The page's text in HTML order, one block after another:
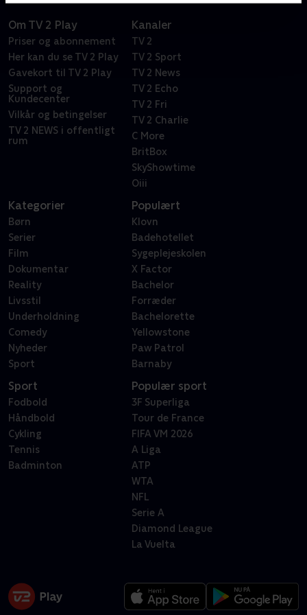
Om TV 2 Play
Priser og abonnement
Her kan du se TV 2 Play
Gavekort til TV 2 Play
Support og
Kundecenter
Vilkår og betingelser
TV 2 NEWS i offentligt
rum
Kanaler
TV 2
TV 2 Sport
TV 2 News
TV 2 Echo
TV 2 Fri
TV 2 Charlie
C More
BritBox
SkyShowtime
Oiii
Kategorier
Børn
Serier
Film
Dokumentar
Reality
Livsstil
Underholdning
Comedy
Nyheder
Sport
Populært
Klovn
Badehotellet
Sygeplejeskolen
X Factor
Bachelor
Forræder
Bachelorette
Yellowstone
Paw Patrol
Barnaby
Sport
Fodbold
Håndbold
Cykling
Tennis
Badminton
Populær sport
3F Superliga
Tour de France
FIFA VM 2026
A Liga
ATP
WTA
NFL
Serie A
Diamond League
La Vuelta